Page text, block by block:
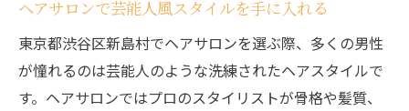
ヘアサロンで芸能人風スタイルを手に入れる
東京都渋谷区新島村でヘアサロンを選ぶ際、多くの男性
が憧れるのは芸能人のような洗練されたヘアスタイルで
す。ヘアサロンではプロのスタイリストが骨格や髪質、